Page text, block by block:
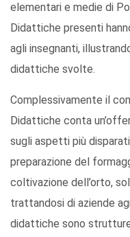
elementari e medie di
Didattiche presenti
agli insegnanti,
didattiche svolte.
Complessivamente il
Didattiche conta
sugli aspetti più
preparazione del
coltivazione dell’orto,
trattandosi di aziende
didattiche sono